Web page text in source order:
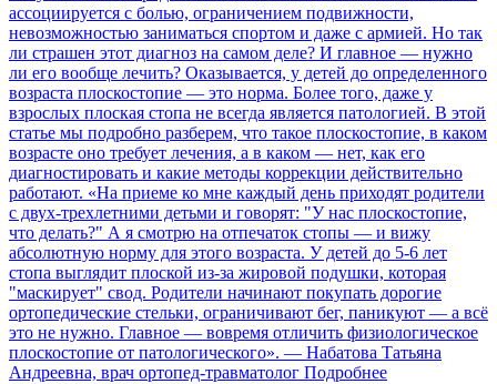
ассоциируется с болью, ограничением подвижности,
невозможностью заниматься спортом и даже с армией. Но так
ли страшен этот диагноз на самом деле? И главное — нужно
ли его вообще лечить? Оказывается, у детей до определенного
возраста плоскостопие — это норма. Более того, даже у
взрослых плоская стопа не всегда является патологией. В этой
статье мы подробно разберем, что такое плоскостопие, в каком
возрасте оно требует лечения, а в каком — нет, как его
диагностировать и какие методы коррекции действительно
работают. «На приеме ко мне каждый день приходят родители
с двух-трехлетними детьми и говорят: "У нас плоскостопие,
что делать?" А я смотрю на отпечаток стопы — и вижу
абсолютную норму для этого возраста. У детей до 5-6 лет
стопа выглядит плоской из-за жировой подушки, которая
"маскирует" свод. Родители начинают покупать дорогие
ортопедические стельки, ограничивают бег, паникуют — а всё
это не нужно. Главное — вовремя отличить физиологическое
плоскостопие от патологического». — Набатова Татьяна
Андреевна, врач ортопед-травматолог Подробнее